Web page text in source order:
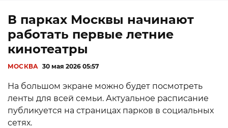
В парках Москвы начинают
работать первые летние
кинотеатры
МОСКВА 30 мая 2026 05:57
На большом экране можно будет посмотреть
ленты для всей семьи. Актуальное расписание
публикуется на страницах парков в социальных
сетях.